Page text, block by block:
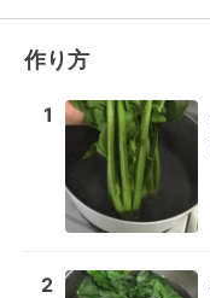
作り方
1
2